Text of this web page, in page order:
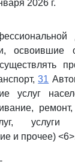
2026 г.
освоившие
31
услуг
услуги
и прочее)